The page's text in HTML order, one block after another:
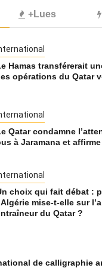
+Lues
Hamas transférerait
opérations du Qatar
Qatar condamne
à Jaramana et
choix qui fait débat :
mise-t-elle sur
du Qatar ?
de calligraphie